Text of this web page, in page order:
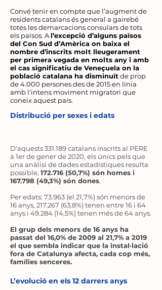
Convé tenir en compte que l’augment de
residents catalans és general a gairebé
totes les demarcacions consulars de tots
els països. A l’excepció d’alguns països
del Con Sud d’Amèrica on baixa el
nombre d’inscrits molt lleugerament
per primera vegada en molts any i amb
el cas significatiu de Veneçuela on la
població catalana ha disminuït de prop
de 4.000 persones des de 2015 en línia
amb l’intens moviment migratori que
coneix aquest país.
Distribució per sexes i edats
D'aquests 331.189 catalans inscrits al PERE
a 1er de gener de 2020, els únics pels que
una anàlisi de dades estadístiques resulta
possible, 172.716 (50,7%) són homes i
167.798 (49,3%) són dones.
Per edats: 73.963 (el 21,7%) són menors de
16 anys, 217.267 (63,8%) tenen entre 16 i 64
anys i 49.284 (14,5%) tenen més de 64 anys.
El grup dels menors de 16 anys ha
passat del 16,0% de 2009 al 21,7% a 2019
el que sembla indicar que la instal·lació
fora de Catalunya afecta, cada cop més,
famílies senceres.
L’evolució en els 12 darrers anys